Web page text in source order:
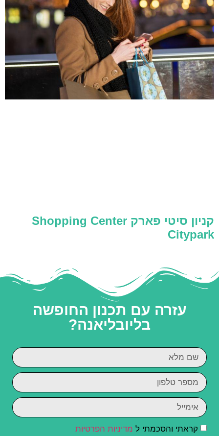
קניון סיטי פארק Shopping Center
Citypark
עזרה עם תכנון החופשה
בליובליאנה?
קראתי והסכמתי ל מדיניות הפרטיות